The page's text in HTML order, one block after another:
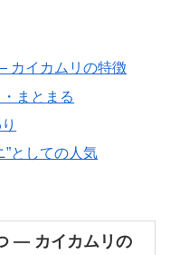
カイカムリの特徴
まとまる
としての人気
― カイカムリの